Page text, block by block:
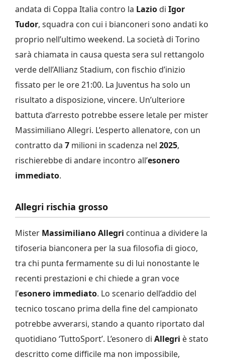
andata di Coppa Italia contro la Lazio di Igor
Tudor, squadra con cui i bianconeri sono andati ko
proprio nell’ultimo weekend. La società di Torino
sarà chiamata in causa questa sera sul rettangolo
verde dell’Allianz Stadium, con fischio d’inizio
fissato per le ore 21:00. La Juventus ha solo un
risultato a disposizione, vincere. Un’ulteriore
battuta d’arresto potrebbe essere letale per mister
Massimiliano Allegri. L’esperto allenatore, con un
contratto da 7 milioni in scadenza nel 2025,
rischierebbe di andare incontro all’esonero
immediato.
Allegri rischia grosso
Mister Massimiliano Allegri continua a dividere la
tifoseria bianconera per la sua filosofia di gioco,
tra chi punta fermamente su di lui nonostante le
recenti prestazioni e chi chiede a gran voce
l’esonero immediato. Lo scenario dell’addio del
tecnico toscano prima della fine del campionato
potrebbe avverarsi, stando a quanto riportato dal
quotidiano ‘TuttoSport’. L’esonero di Allegri è stato
descritto come difficile ma non impossibile,